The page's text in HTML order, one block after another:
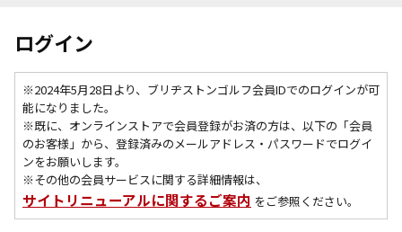
ログイン
※2024年5月28日より、ブリヂストンゴルフ会員IDでのログインが可
能になりました。
※既に、 オンラインストアで会員登録がお済の方は、以下の「会員
のお客様」から、登録済みのメールアドレス・パスワードでログイ
ンをお願いします。
※その他の会員サービスに関する詳細情報は、
サイトリニューアルに関するご案内 をご参照ください。